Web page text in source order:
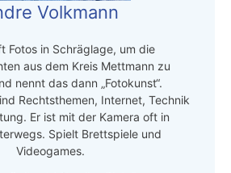
Volkmann
Fotos in Schräglage, um die
aus dem Kreis Mettmann zu
nennt das dann „Fotokunst“.
Rechtsthemen, Internet, Technik
Er ist mit der Kamera oft in
Spielt Brettspiele und
Videogames.